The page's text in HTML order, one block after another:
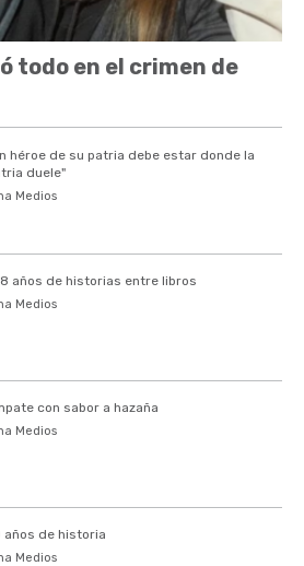
todo en el crimen de
héroe de su patria debe estar donde la
duele"
Medios
años de historias entre libros
Medios
con sabor a hazaña
Medios
años de historia
Medios